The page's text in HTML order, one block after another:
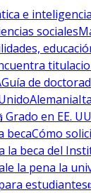
e
sociales
Guía de
Alemania
Grado en EE.
becaCómo
la beca del
la pena la
estudiantes